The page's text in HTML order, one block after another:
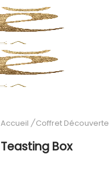
Accueil / Coffret Découverte
Teasting Box